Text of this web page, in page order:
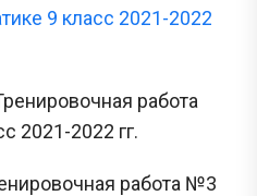
9 класс 2021-2022
работа
2021-2022 гг.
работа №3